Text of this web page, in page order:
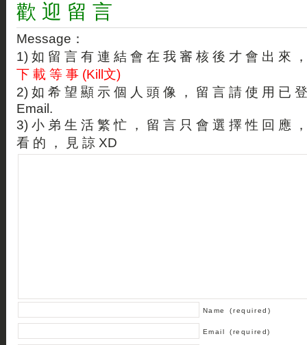
歡 迎 留 言
Message：
1) 如 留 言 有 連 結 會 在 我 審 核 後 才 會 出 來
下 載 等 事 (Kill文)
2) 如 希 望 顯 示 個 人 頭 像 ， 留 言 請 使 用 已
Email.
3) 小 弟 生 活 繁 忙 ， 留 言 只 會 選 擇 性 回 應
看 的 ， 見 諒 XD
Name (required)
Email (required)